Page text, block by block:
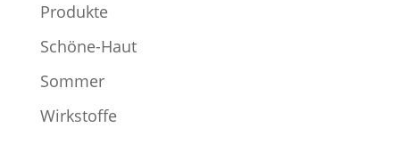
Produkte
Schöne-Haut
Sommer
Wirkstoffe